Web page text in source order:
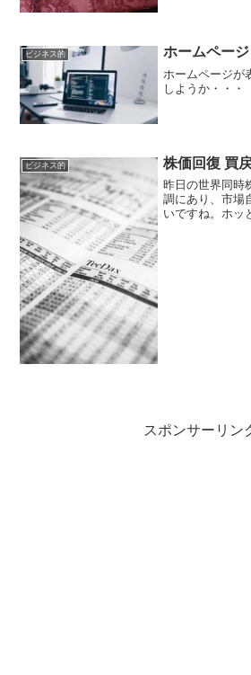
ビジネス的 ホームペー
ホームページが
しようか・・・
ビジネス的 株価回復 買
昨日の世界同時
調にあり、市場
いですね。ホッ
スポンサーリン